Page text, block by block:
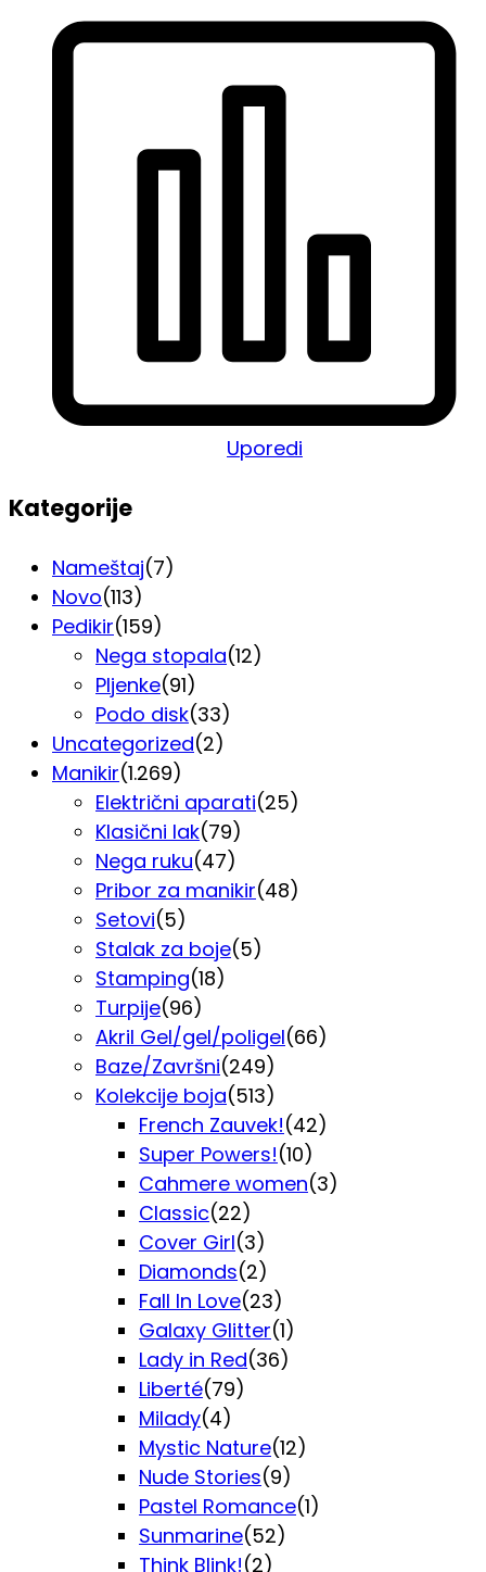
Uporedi
Kategorije
Nameštaj(7)
Novo(113)
Pedikir(159)
Nega stopala(12)
Pljenke(91)
Podo disk(33)
Uncategorized(2)
Manikir(1.269)
Električni aparati(25)
Klasični lak(79)
Nega ruku(47)
Pribor za manikir(48)
Setovi(5)
Stalak za boje(5)
Stamping(18)
Turpije(96)
Akril Gel/gel/poligel(66)
Baze/Završni(249)
Kolekcije boja(513)
French Zauvek!(42)
Super Powers!(10)
Cahmere women(3)
Classic(22)
Cover Girl(3)
Diamonds(2)
Fall In Love(23)
Galaxy Glitter(1)
Lady in Red(36)
Liberté(79)
Milady(4)
Mystic Nature(12)
Nude Stories(9)
Pastel Romance(1)
Sunmarine(52)
Think Blink!(2)